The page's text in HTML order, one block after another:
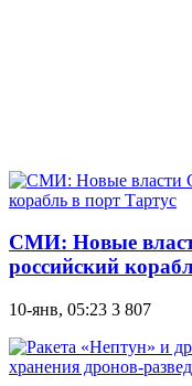
СМИ: Новые
российский
10-янв, 05:23 3 807